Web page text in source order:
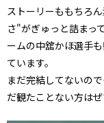
ストーリーももちろ
さ"がぎゅっと詰まっ
ームの中舘かほ選手
ています。
まだ完結してないの
だ観たことない方はぜ